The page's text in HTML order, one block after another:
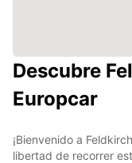
Descubre
Europcar
¡Bienvenido a
libertad de recorrer